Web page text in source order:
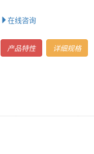
在线咨询
产品特性 详细规格